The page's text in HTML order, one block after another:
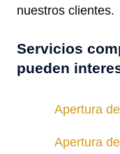
nuestros clientes.
Servicios
pueden
Apertura
Apertura